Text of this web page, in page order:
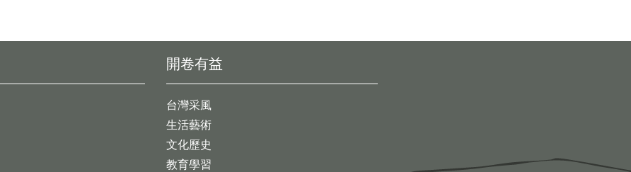
開卷有益
台灣采風
生活藝術
文化歷史
教育學習